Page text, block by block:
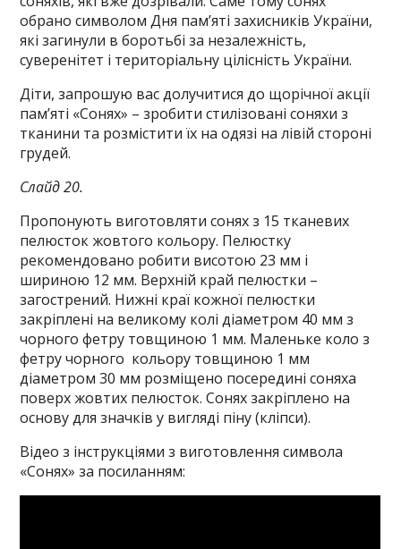
обрано символом Дня пам’яті захисників України,
які загинули в боротьбі за незалежність,
суверенітет і територіальну цілісність України.
Діти, запрошую вас долучитися до щорічної акції
пам’яті «Сонях» – зробити стилізовані соняхи з
тканини та розмістити їх на одязі на лівій стороні
грудей.
Слайд 20.
Пропонують виготовляти сонях з 15 тканевих
пелюсток жовтого кольору. Пелюстку
рекомендовано робити висотою 23 мм і
шириною 12 мм. Верхній край пелюстки –
загострений. Нижні краї кожної пелюстки
закріплені на великому колі діаметром 40 мм з
чорного фетру товщиною 1 мм. Маленьке коло з
фетру чорного кольору товщиною 1 мм
діаметром 30 мм розміщено посередині соняха
поверх жовтих пелюсток. Сонях закріплено на
основу для значків у вигляді піну (кліпси).
Відео з інструкціями з виготовлення символа
«Сонях» за посиланням: